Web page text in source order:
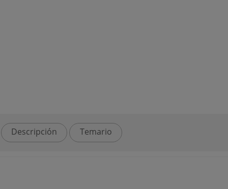
Descripción Temario